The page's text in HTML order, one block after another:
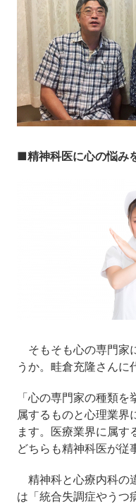
■精神科医に心の悩み
そもそも心の専門家
うか。畦倉充隆さんに
「心の専門家の種類
属するものと心理業界
ます。医療業界に属す
どちらも精神科医が従
精神科と心療内科の
は「統合失調症やうつ